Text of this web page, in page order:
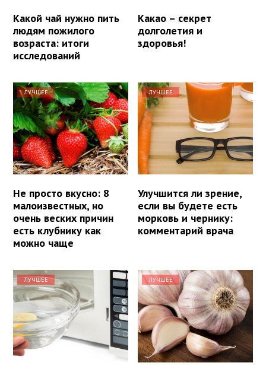
Какой чай нужно пить
людям пожилого
возраста: итоги
исследований
Какао – секрет
долголетия и
здоровья!
ЛУЧШЕЕ
Не просто вкусно: 8
малоизвестных, но
очень веских причин
есть клубнику как
можно чаще
ЛУЧШЕЕ
Улучшится ли зрение,
если вы будете есть
морковь и чернику:
комментарий врача
ЛУЧШЕЕ ЛУЧШЕЕ